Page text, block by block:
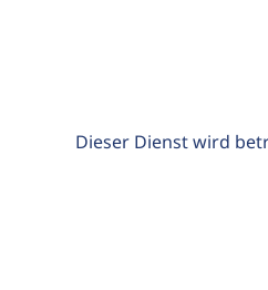
Dieser Dienst wird